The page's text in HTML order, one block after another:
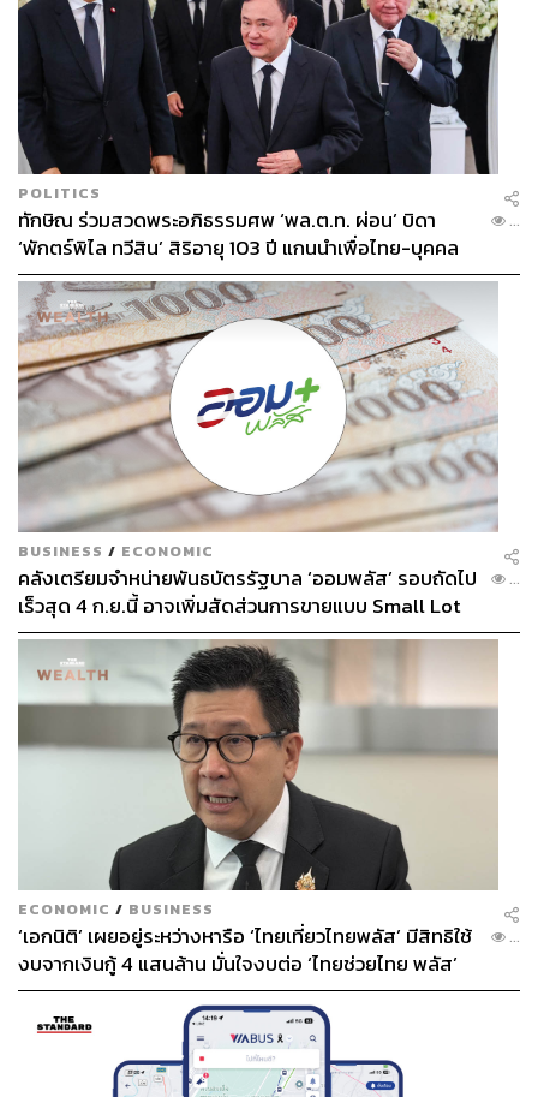
POLITICS
ทักษิณ ร่วมสวดพระอภิธรรมศพ ‘พล.ต.ท. ผ่อน’ บิดา
‘พักตร์พิไล ทวีสิน’ สิริอายุ 103 ปี แกนนำเพื่อไทย-บุคคล
หลากวงการร่วมอาลัย
...
BUSINESS / ECONOMIC
คลังเตรียมจำหน่ายพันธบัตรรัฐบาล ‘ออมพลัส’ รอบถัดไป
เร็วสุด 4 ก.ย.นี้ อาจเพิ่มสัดส่วนการขายแบบ Small Lot
First มากขึ้น
...
ECONOMIC / BUSINESS
‘เอกนิติ’ เผยอยู่ระหว่างหารือ ‘ไทยเที่ยวไทยพลัส’ มีสิทธิใช้
งบจากเงินกู้ 4 แสนล้าน มั่นใจงบต่อ ‘ไทยช่วยไทย พลัส’
เฟส 2 มีเพียงพอ
...